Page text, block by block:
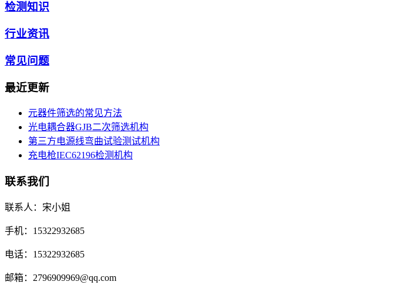
检测知识
行业资讯
常见问题
最近更新
元器件筛选的常见方法
光电耦合器GJB二次筛选机构
第三方电源线弯曲试验测试机构
充电枪IEC62196检测机构
联系我们
联系人：宋小姐
手机：15322932685
电话：15322932685
邮箱：2796909969@qq.com